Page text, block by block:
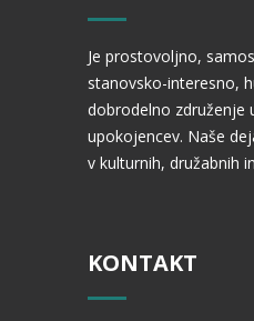
Je prostovoljno,
stanovsko-interesno,
dobrodelno združenje
upokojencev. Naše
v kulturnih, družabnih
KONTAKT